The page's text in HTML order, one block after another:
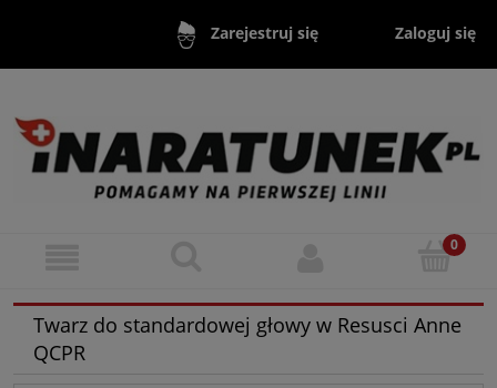
Zarejestruj się Zaloguj się
Twarz do standardowej głowy w Resusci Anne
QCPR